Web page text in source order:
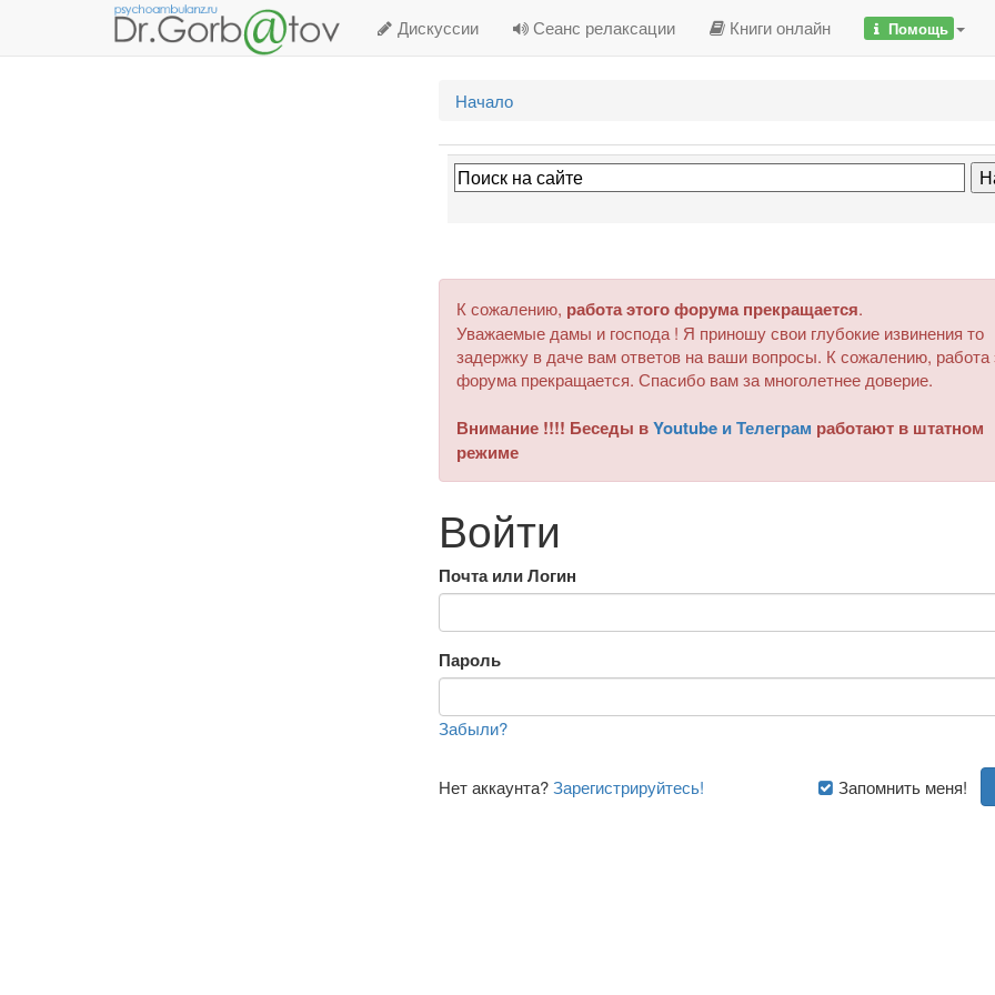
Дискуссии Сеанс релаксации Книги онлайн Помощь
Начало
К сожалению, работа этого форума прекращается.
Уважаемые дамы и господа ! Я приношу свои глубокие извинения то
задержку в даче вам ответов на ваши вопросы. К сожалению, работа
форума прекращается. Спасибо вам за многолетнее доверие.
Внимание !!!! Беседы вYoutube и Телеграм работают в штатном
режиме
Войти
Почта или Логин
Пароль
Забыли?
Запомнить меня!
Нет аккаунта?Зарегистрируйтесь!